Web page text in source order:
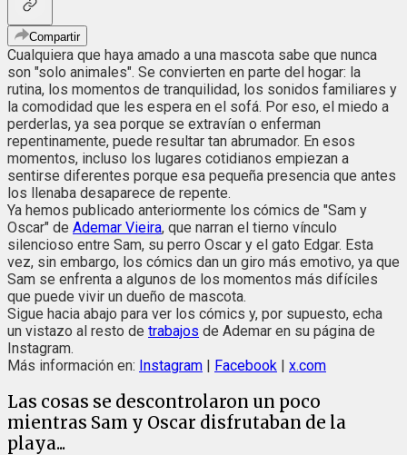
Compartir
Cualquiera que haya amado a una mascota sabe que nunca
son "solo animales". Se convierten en parte del hogar: la
rutina, los momentos de tranquilidad, los sonidos familiares y
la comodidad que les espera en el sofá. Por eso, el miedo a
perderlas, ya sea porque se extravían o enferman
repentinamente, puede resultar tan abrumador. En esos
momentos, incluso los lugares cotidianos empiezan a
sentirse diferentes porque esa pequeña presencia que antes
los llenaba desaparece de repente.
Ya hemos publicado anteriormente los cómics de "Sam y
Oscar" de Ademar Vieira, que narran el tierno vínculo
silencioso entre Sam, su perro Oscar y el gato Edgar. Esta
vez, sin embargo, los cómics dan un giro más emotivo, ya que
Sam se enfrenta a algunos de los momentos más difíciles
que puede vivir un dueño de mascota.
Sigue hacia abajo para ver los cómics y, por supuesto, echa
un vistazo al resto de trabajos de Ademar en su página de
Instagram.
Más información en: Instagram | Facebook | x.com
Las cosas se descontrolaron un poco
mientras Sam y Oscar disfrutaban de la
playa...